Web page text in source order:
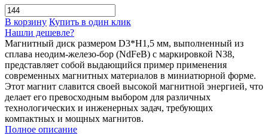
В корзину Купить в один клик
Нашли дешевле?
Магнитный диск размером D3*H1,5 мм, выполненный из
сплава неодим-железо-бор (NdFeB) с маркировкой N38,
представляет собой выдающийся пример применения
современных магнитных материалов в миниатюрной форме.
Этот магнит славится своей высокой магнитной энергией, что
делает его превосходным выбором для различных
технологических и инженерных задач, требующих
компактных и мощных магнитов.
Полное описание